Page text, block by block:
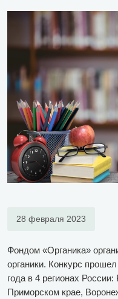
28 февраля 2023
Фондом «Органика»
органики. Конкурс
года в 4 регионах
Приморском крае,